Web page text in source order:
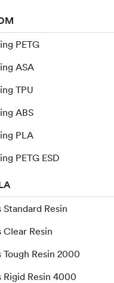
PETG
ASA
TPU
ABS
PLA
PETG ESD
Standard Resin
Clear Resin
Tough Resin 2000
Rigid Resin 4000